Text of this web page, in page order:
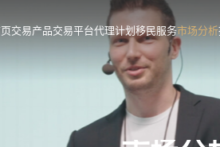
交易产品交易平台代理计划移民服务市场分析